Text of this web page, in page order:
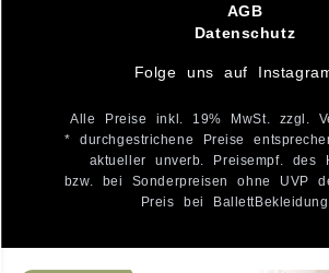
AGB
Datenschutz
Folge uns auf
Alle Preise inkl. 19% MwSt. zzgl.
* durchgestrichene Preise
aktueller unverb. Preisempf. des
bzw. bei Sonderpreisen ohne UVP
Preis bei